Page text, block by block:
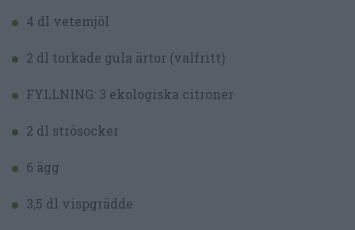
4 dl vetemjöl
2 dl torkade gula ärtor (valfritt)
FYLLNING: 3 ekologiska citroner
2 dl strösocker
6 ägg
3,5 dl vispgrädde